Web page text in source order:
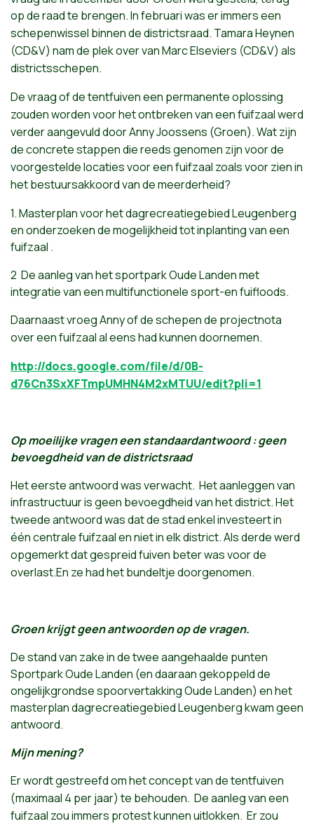
op de raad te brengen.Infebruariwaserimmerseen
schepenwissel binnendedistrictsraad. TamaraHeynen
(CD&V) namde plekover van MarcElseviers (CD&V) als
districtsschepen.
Devraagof detentfuiveneen permanenteoplossing
zoudenwordenvoorhetontbrekenvaneenfuifzaalwerd
verderaangevulddoorAnnyJoossens (Groen).Watzijn
de concretestappendie reedsgenomen zijnvoorde
voorgesteldelocatiesvooreenfuifzaal zoalsvoorzienin
hetbestuursakkoordvan demeerderheid?
1. Masterplan voor het dagrecreatiegebied Leugenberg
en onderzoeken de mogelijkheid tot inplanting van een
fuifzaal .
2 De aanleg van het sportpark Oude Landen met
integratie van een multifunctionele sport-en fuifloods.
DaarnaastvroegAnnyof deschepende projectnota
overeenfuifzaalaleenshadkunnendoornemen.
http://docs.google.com/file/d/0B-
d76Cn3SxXFTmpUMHN4M2xMTUU/edit?pli=1
Op moeilijke vragen een standaardantwoord : geen
bevoegdheid van de districtsraad
Het eerste antwoord was verwacht. Het aanleggen van
infrastructuur is geen bevoegdheid van het district.Het
tweedeantwoordwasdatdestadenkelinvesteertin
ééncentralefuifzaalennietin elk district.Alsderdewerd
opgemerktdatgespreidfuiven beterwasvoorde
overlast.En zehadhetbundeltjedoorgenomen.
Groen krijgt geen antwoorden op de vragen.
De stand van zake in de twee aangehaalde punten
Sportpark Oude Landen (en daaraan gekoppeld de
ongelijkgrondse spoorvertakking Oude Landen) en het
masterplan dagrecreatiegebied Leugenberg kwam geen
antwoord.
Mijn mening?
Erwordtgestreefdomhetconcept van detentfuiven
(maximaal 4 perjaar)te behouden. Deaanlegvaneen
fuifzaal zouimmers protestkunnenuitlokken. Erzou